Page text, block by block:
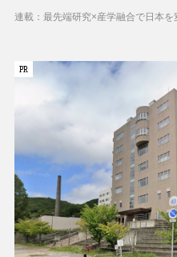
空間で地域DXに挑む 大
連載：最先端研究×産学融合で日本
PR
PR